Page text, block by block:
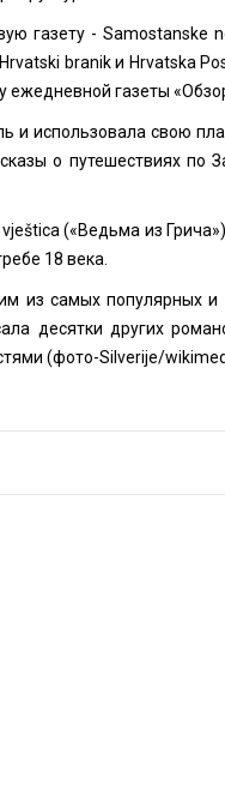
газету - Samostanske
branik и Hrvatska
ежедневной газеты
и использовала свою
о путешествиях по
(«Ведьма из
18 века.
из самых популярных
десятки других
(фото-Silverije/